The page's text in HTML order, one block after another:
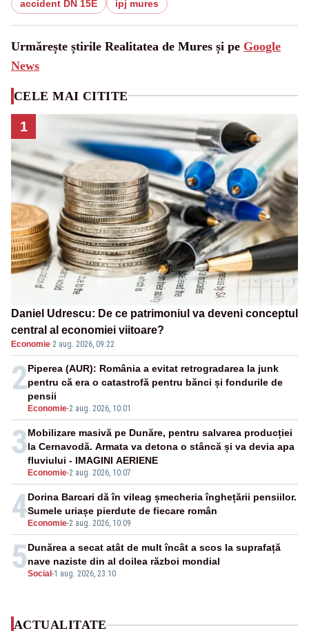
accident DN 15E
ipj mures
Urmărește știrile Realitatea de Mures și pe Google
News
CELE MAI CITITE
1
Daniel Udrescu: De ce patrimoniul va deveni conceptul
central al economiei viitoare?
Economie·2 aug. 2026, 09:22
2
Economie-2 aug. 2026, 10:01
Piperea (AUR): România a evitat retrogradarea la junk
pentru că era o catastrofă pentru bănci și fondurile de
pensii
3
Economie-2 aug. 2026, 10:07
Mobilizare masivă pe Dunăre, pentru salvarea producției
la Cernavodă. Armata va detona o stâncă și va devia apa
fluviului - IMAGINI AERIENE
4 Economie-2 aug. 2026, 10:09
Dorina Barcari dă în vileag șmecheria înghețării pensiilor.
Sumele uriașe pierdute de fiecare român
5Social -1 aug. 2026, 23:10
Dunărea a secat atât de mult încât a scos la suprafață
nave naziste din al doilea război mondial
ACTUALITATE